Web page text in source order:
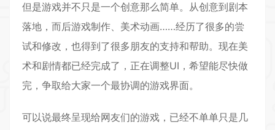
但是游戏并不只是一个创意那么简单。从创意到剧本
落地，而后游戏制作、美术动画……经历了很多的尝
试和修改，也得到了很多朋友的支持和帮助。现在美
术和剧情都已经完成了，正在调整UI，希望能尽快做
完，争取给大家一个最协调的游戏界面。
可以说最终呈现给网友们的游戏，已经不单单只是几